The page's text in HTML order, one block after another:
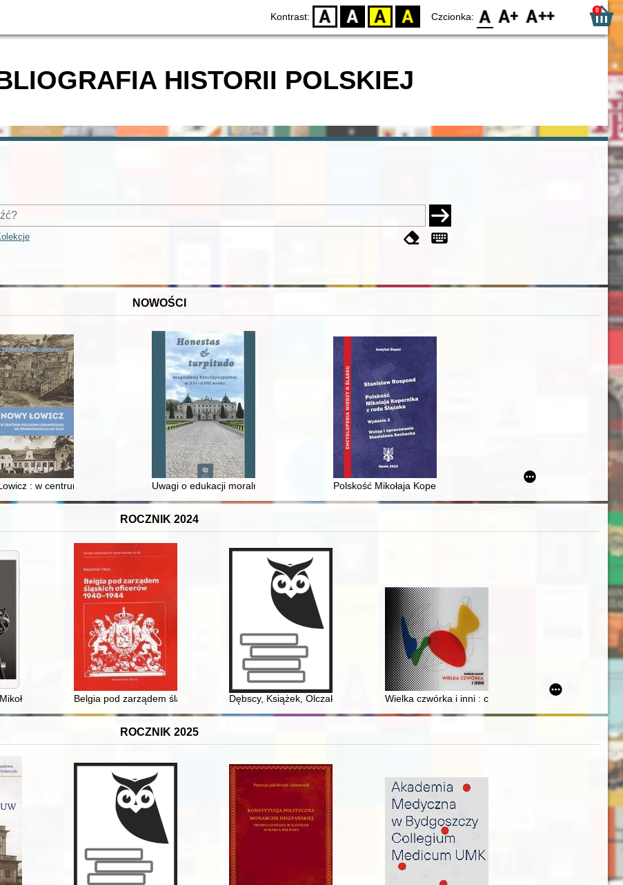
Kontrast: D BW YB BY Czcionka: F0 F1 F2 0
HISTORII POLSKIEJ
NOWOŚCI
i towarzyski lokalnego mieszczaństwa w 2. poł. XIX w
: w centrum poligonu drawskiego od średniowiecza do dziś
Uwagi o edukacji moralnej synów szlacheckich w XVI-wiecznej Rzeczypospolitej
Polskość Mikołaja Kopernika z rodu Ślązaka
ROCZNIK 2024
Wojciecha Jaruzelskiego i w pierwszych latach jego rządów w optyce paryskiej "Kultury"
Kopernika : autografy w zbiorach archiwum Archidiecezji Warmińskiej
Belgia pod zarządem śląskich oficerów 1940-1944 = Belgien unter Verwaltung der schlesischen Offiziere 1940-1944
Dębscy, Książek, Olczak, Perzyna z parafii Tarczyn i okolicWielka czwórka i inni : ceramiczna rzeźba kameralna
ROCZNIK 2025